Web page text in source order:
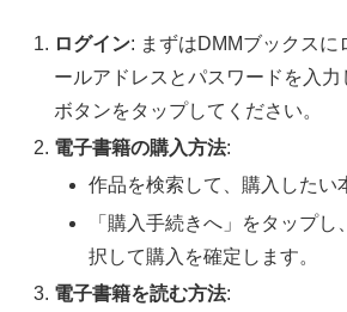
ログイン: まずはDMMブックスに
ールアドレスとパスワードを入力
ボタンをタップしてください。
電子書籍の購入方法:
作品を検索して、購入したい
「購入手続きへ」をタップ
択して購入を確定します。
電子書籍を読む方法: